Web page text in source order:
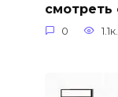
0 1.1к.